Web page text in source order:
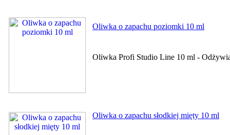
Oliwka o zapachu poziomki 10 ml
Oliwka Profi Studio Line 10 ml -
Oliwka o zapachu słodkiej mięty 10 ml